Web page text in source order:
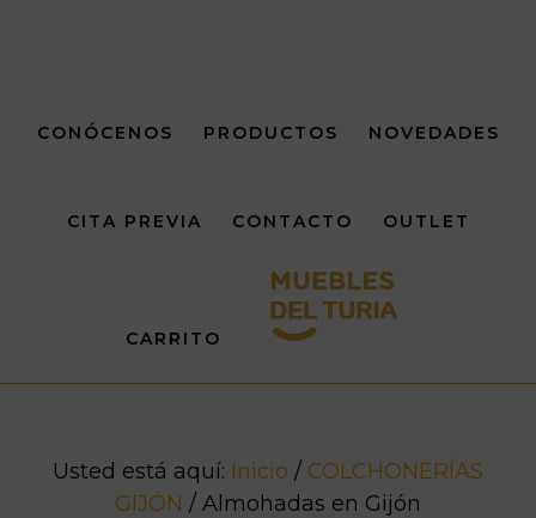
página
CONÓCENOS PRODUCTOS NOVEDADES
CITA PREVIA CONTACTO OUTLET
CARRITO
Usted está aquí: Inicio / COLCHONERÍAS
GIJÓN / Almohadas en Gijón